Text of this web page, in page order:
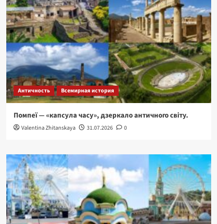
Античность Всемирная история
Помпеї — «капсула часу», дзеркало античного світу.
Valentina Zhitanskaya 31.07.2026 0